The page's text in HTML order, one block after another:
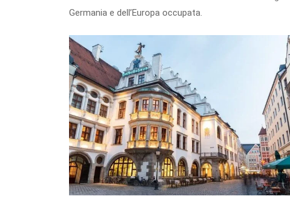
Germania e dell’Europa occupata.